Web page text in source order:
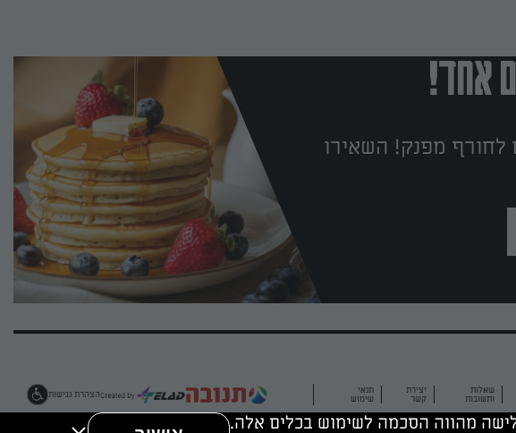
אחד!
לחורף מפנק! השאירו
שאלות
ותשובות
יצירת
קשר
תנאי
שימוש הצהרת נגישות